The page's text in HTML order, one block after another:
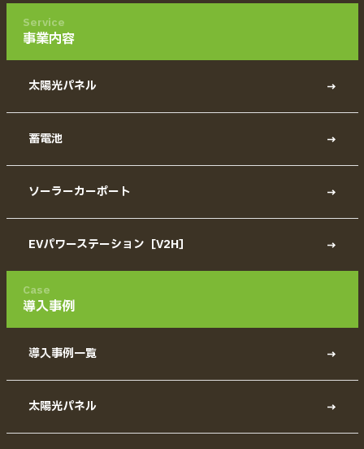
Service
事業内容
太陽光パネル
蓄電池
ソーラーカーポート
EVパワーステーション［V2H］
Case
導入事例
導入事例一覧
太陽光パネル